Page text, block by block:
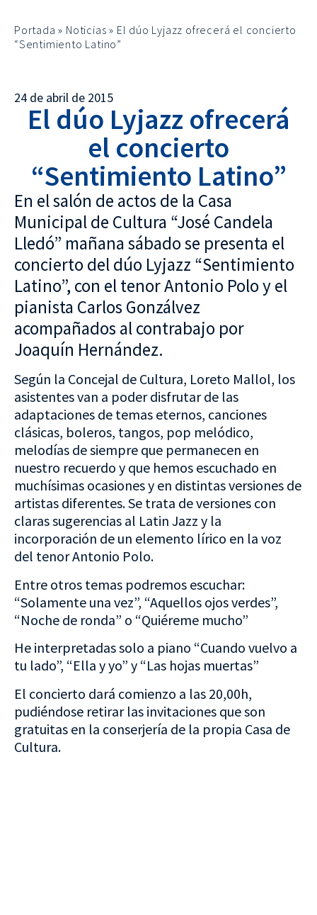
Portada » Noticias » El dúo Lyjazz ofrecerá el concierto
“Sentimiento Latino”
24 de abril de 2015
El dúo Lyjazz ofrecerá
el concierto
“Sentimiento Latino”
En el salón de actos de la Casa
Municipal de Cultura “José Candela
Lledó” mañana sábado se presenta el
concierto del dúo Lyjazz “Sentimiento
Latino”, con el tenor Antonio Polo y el
pianista Carlos Gonzálvez
acompañados al contrabajo por
Joaquín Hernández.
Según la Concejal de Cultura, Loreto Mallol, los
asistentes van a poder disfrutar de las
adaptaciones de temas eternos, canciones
clásicas, boleros, tangos, pop melódico,
melodías de siempre que permanecen en
nuestro recuerdo y que hemos escuchado en
muchísimas ocasiones y en distintas versiones de
artistas diferentes. Se trata de versiones con
claras sugerencias al Latin Jazz y la
incorporación de un elemento lírico en la voz
del tenor Antonio Polo.
Entre otros temas podremos escuchar:
“Solamente una vez”, “Aquellos ojos verdes”,
“Noche de ronda” o “Quiéreme mucho”
He interpretadas solo a piano “Cuando vuelvo a
tu lado”, “Ella y yo” y “Las hojas muertas”
El concierto dará comienzo a las 20,00h,
pudiéndose retirar las invitaciones que son
gratuitas en la conserjería de la propia Casa de
Cultura.